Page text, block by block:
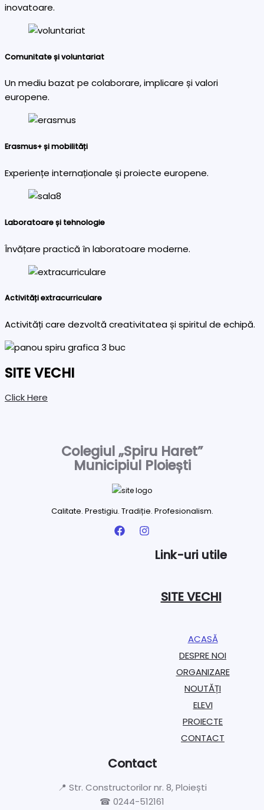
inovatoare.
Comunitate și voluntariat
Un mediu bazat pe colaborare, implicare și valori
europene.
Erasmus+ și mobilități
Experiențe internaționale și proiecte europene.
Laboratoare și tehnologie
Învățare practică în laboratoare moderne.
Activități extracurriculare
Activități care dezvoltă creativitatea și spiritul de echipă.
SITE VECHI
Click Here
Colegiul „Spiru Haret”
Municipiul Ploiești
Calitate. Prestigiu. Tradiție. Profesionalism.
Link-uri utile
SITE VECHI
ACASĂ
DESPRE NOI
ORGANIZARE​
NOUTĂȚI
ELEVI
PROIECTE​
CONTACT
Contact
📍 Str. Constructorilor nr. 8, Ploiești
☎ 0244-512161